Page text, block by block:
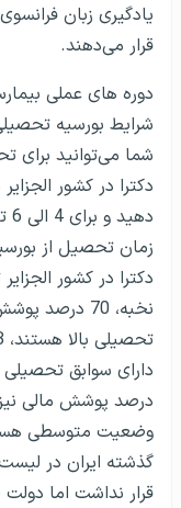
یادگیری زبان
قرار می‌دهند.
دوره های عملی
شرایط بورسیه
شما می‌توانید
دکترا در کشور
زمان تحصیل از
نخبه، 70
درصد پوشش مالی
وضعیت متوسطی
گذشته ایران در
قرار نداشت اما